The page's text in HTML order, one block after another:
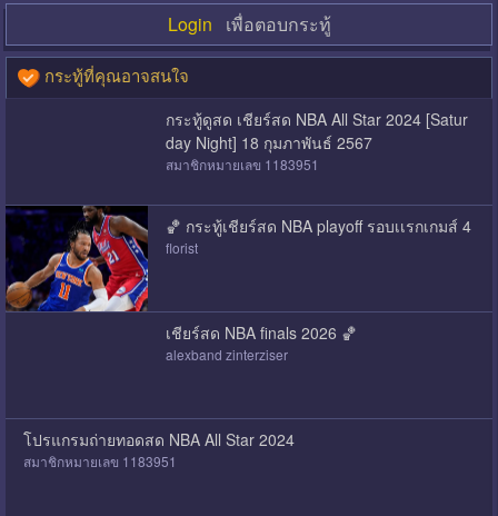
Login เพื่อตอบกระทู้
กระทู้ที่คุณอาจสนใจ
กระทู้ดูสด เชียร์สด NBA All Star 2024 [Satur
day Night] 18 กุมภาพันธ์ 2567
สมาชิกหมายเลข 1183951
🏀 กระทู้เชียร์สด NBA playoff รอบเเรกเกมส์ 4
florist
เชียร์สด NBA finals 2026 🏀
alexband zinterziser
โปรแกรมถ่ายทอดสด NBA All Star 2024
สมาชิกหมายเลข 1183951